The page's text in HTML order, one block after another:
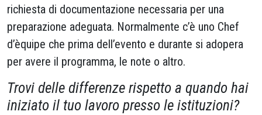
richiesta di documentazione necessaria per una
preparazione adeguata. Normalmente c’è uno Chef
d’èquipe che prima dell’evento e durante si adopera
per avere il programma, le note o altro.
Trovi delle differenze rispetto a quando hai
iniziato il tuo lavoro presso le istituzioni?